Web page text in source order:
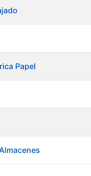
Papel